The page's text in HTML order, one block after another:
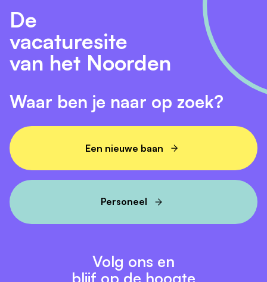
De
vacaturesite
van het Noorden
Waar ben je naar op zoek?
Een nieuwe baan
Personeel
Volg ons en
blijf op de hoogte